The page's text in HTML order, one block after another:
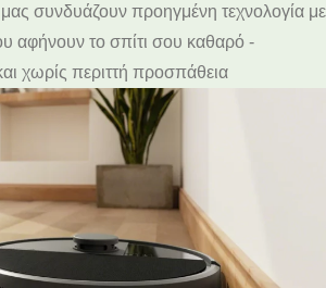
συνδυάζουν προηγμένη τεχνολογία με
αφήνουν το σπίτι σου καθαρό -
χωρίς περιττή προσπάθεια